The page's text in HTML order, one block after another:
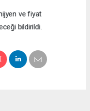
ve fiyat
bildirildi.